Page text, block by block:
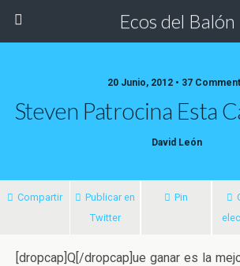
Ecos del Balón
20 Junio, 2012 • 37
Steven Patrocina Esta
David León
Compartir
Publicar en
Twitter
Pin
[dropcap]Q[/dropcap]ue ganar es la